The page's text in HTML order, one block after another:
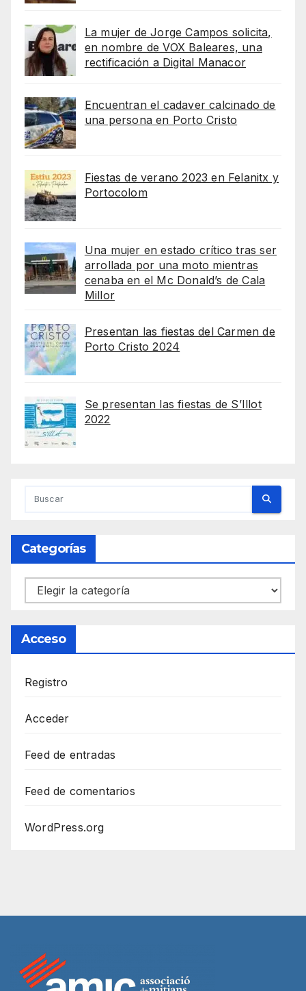
La mujer de Jorge Campos solicita,
en nombre de VOX Baleares, una
rectificación a Digital Manacor
Encuentran el cadaver calcinado de
una persona en Porto Cristo
Fiestas de verano 2023 en Felanitx y
Portocolom
Una mujer en estado crítico tras ser
arrollada por una moto mientras
cenaba en el Mc Donald’s de Cala
Millor
Presentan las fiestas del Carmen de
Porto Cristo 2024
Se presentan las fiestas de S’Illot
2022
Categorías
Categorías
Acceso
Registro
Acceder
Feed de entradas
Feed de comentarios
WordPress.org